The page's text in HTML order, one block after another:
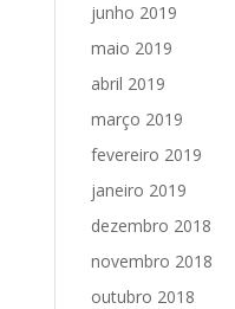
junho 2019
maio 2019
abril 2019
março 2019
fevereiro 2019
janeiro 2019
dezembro 2018
novembro 2018
outubro 2018